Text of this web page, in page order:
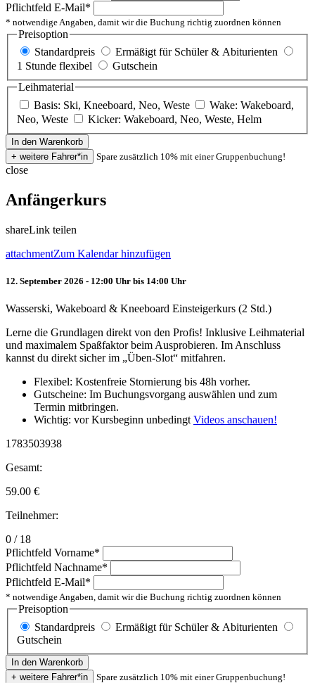
Pflichtfeld E-Mail*
* notwendige Angaben, damit wir die Buchung richtig zuordnen können
Preisoption
Standardpreis
Ermäßigt für Schüler & Abiturienten
1 Stunde flexibel
Gutschein
Leihmaterial
Basis: Ski, Kneeboard, Neo, Weste
Wake: Wakeboard,
Neo, Weste
Kicker: Wakeboard, Neo, Weste, Helm
Spare zusätzlich 10% mit einer Gruppenbuchung!
close
Anfängerkurs
shareLink teilen
attachmentZum Kalendar hinzufügen
12. September 2026 - 12:00 Uhr bis 14:00 Uhr
Wasserski, Wakeboard & Kneeboard Einsteigerkurs (2 Std.)
Lerne die Grundlagen direkt von den Profis! Inklusive Leihmaterial
und maximalem Spaßfaktor beim Ausprobieren. Im Anschluss
kannst du direkt sicher im „Üben-Slot“ mitfahren.
Flexibel: Kostenfreie Stornierung bis 48h vorher.
Gutscheine: Im Buchungsvorgang auswählen und zum
Termin mitbringen.
Wichtig: vor Kursbeginn unbedingt Videos anschauen!
1783503938
Gesamt:
59.00 €
Teilnehmer:
0 / 18
Pflichtfeld Vorname*
Pflichtfeld Nachname*
Pflichtfeld E-Mail*
* notwendige Angaben, damit wir die Buchung richtig zuordnen können
Preisoption
Standardpreis
Ermäßigt für Schüler & Abiturienten
Gutschein
Spare zusätzlich 10% mit einer Gruppenbuchung!